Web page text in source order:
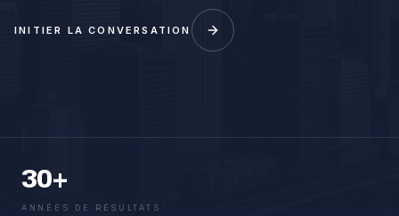
INITIER LA CONVERSATION
30+
ANNÉES DE RÉSULTATS